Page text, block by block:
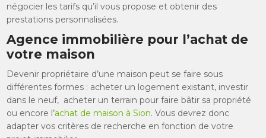
négocier les tarifs qu’il vous propose et obtenir des
prestations personnalisées.
Agence immobilière pour l’achat de
votre maison
Devenir propriétaire d’une maison peut se faire sous
différentes formes : acheter un logement existant, investir
dans le neuf, acheter un terrain pour faire bâtir sa propriété
ou encore l’achat de maison à Sion. Vous devrez donc
adapter vos critères de recherche en fonction de votre